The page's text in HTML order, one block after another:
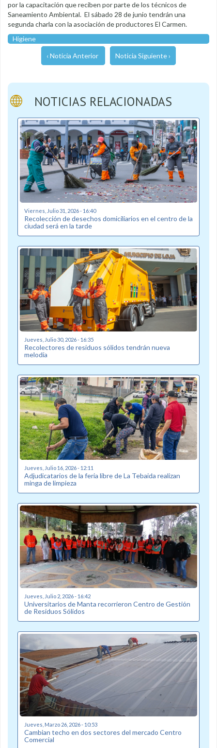
por la capacitación que reciben por parte de los técnicos de
Saneamiento Ambiental. El sábado 28 de junio tendrán una
segunda charla con la asociación de productores El Carmen.
Higiene
‹ Noticia Anterior Noticia Siguiente ›
NOTICIAS RELACIONADAS
Viernes, Julio 31, 2026 - 16:40
Recolección de desechos domiciliarios en el centro de la
ciudad será en la tarde
Jueves, Julio 30, 2026 - 16:35
Recolectores de residuos sólidos tendrán nueva
melodía
Jueves, Julio 16, 2026 - 12:11
Adjudicatarios de la feria libre de La Tebaida realizan
minga de limpieza
Jueves, Julio 2, 2026 - 16:42
Universitarios de Manta recorrieron Centro de Gestión
de Residuos Sólidos
Jueves, Marzo 26, 2026 - 10:53
Cambian techo en dos sectores del mercado Centro
Comercial